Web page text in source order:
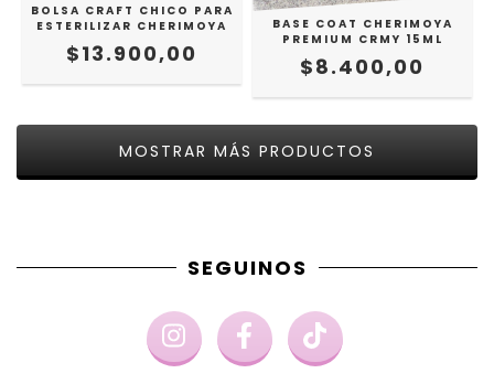
BOLSA CRAFT CHICO PARA
ESTERILIZAR CHERIMOYA
$13.900,00
BASE COAT CHERIMOYA
PREMIUM CRMY 15ML
$8.400,00
MOSTRAR MÁS PRODUCTOS
SEGUINOS